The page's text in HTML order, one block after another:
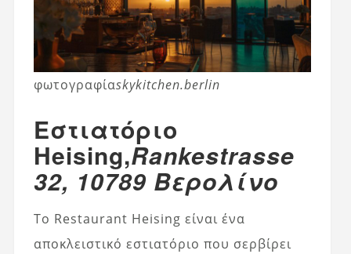
φωτογραφίαskykitchen.berlin
Εστιατόριο
Heising,Rankestrasse
32, 10789 Βερολίνο
Το Restaurant Heising είναι ένα
αποκλειστικό εστιατόριο που σερβίρει